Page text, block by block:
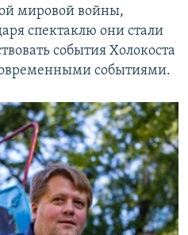
мировой войны,
спектаклю они стали
события Холокоста
событиями.